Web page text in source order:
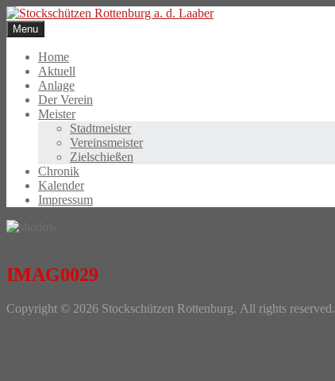
Skip
to
content
Menu
Home
Aktuell
Anlage
Der Verein
Meister
Stadtmeister
Vereinsmeister
Zielschießen
Chronik
Kalender
Impressum
IMAG0029
Photo
Copyright © 2026 Stockschützen Rottenburg. All rights reserved.